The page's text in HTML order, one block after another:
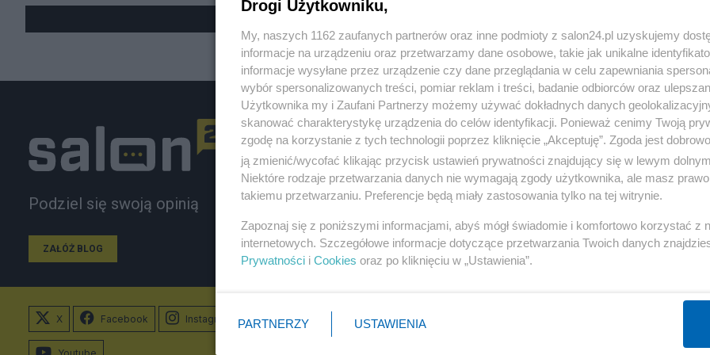
Podziel się swoją opinią
ZAŁÓŻ BLOG
Polityka
Rosja
PiS
Prezydent
NATO
Gospodarka
Biznes
Pieniądze
Centralny Port Komunikacyjny
Inwestycje
Podatki
X Facebook Instagram
Youtube
Drogi Użytkowniku,
My, naszych 1162 zaufanych partnerów oraz inne podmioty z salon24.pl uzyskujemy
informacje na urządzeniu oraz przetwarzamy dane osobowe, takie jak unikalne
informacje wysyłane przez urządzenie czy dane przeglądania w celu zapewniania
wybór spersonalizowanych treści, pomiar reklam i treści, badanie odbiorców oraz
Użytkownika my i Zaufani Partnerzy możemy używać dokładnych danych
skanować charakterystykę urządzenia do celów identyfikacji. Ponieważ cenimy Twoją
zgodę na korzystanie z tych technologii poprzez kliknięcie „Akceptuję”. Zgoda jest
ją zmienić/wycofać klikając przycisk ustawień prywatności znajdujący się w lewym
Niektóre rodzaje przetwarzania danych nie wymagają zgody użytkownika, ale masz
takiemu przetwarzaniu. Preferencje będą miały zastosowania tylko na tej witrynie.
Zapoznaj się z poniższymi informacjami, abyś mógł świadomie i komfortowo korzystać z
internetowych. Szczegółowe informacje dotyczące przetwarzania Twoich danych
Prywatności i Cookies oraz po kliknięciu w „Ustawienia”.
PARTNERZY USTAWIENIA